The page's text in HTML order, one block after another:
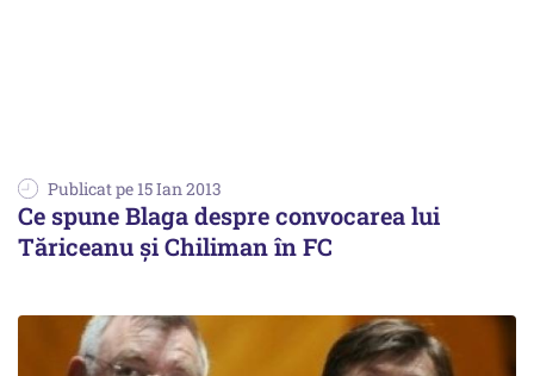
Publicat pe 15 Ian 2013
Ce spune Blaga despre convocarea lui
Tăriceanu și Chiliman în FC